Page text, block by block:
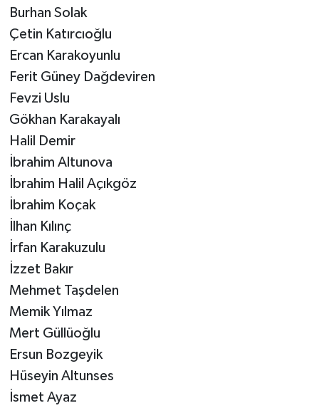
Burhan Solak
Çetin Katırcıoğlu
Ercan Karakoyunlu
Ferit Güney Dağdeviren
Fevzi Uslu
Gökhan Karakayalı
Halil Demir
İbrahim Altunova
İbrahim Halil Açıkgöz
İbrahim Koçak
İlhan Kılınç
İrfan Karakuzulu
İzzet Bakır
Mehmet Taşdelen
Memik Yılmaz
Mert Güllüoğlu
Ersun Bozgeyik
Hüseyin Altunses
İsmet Ayaz